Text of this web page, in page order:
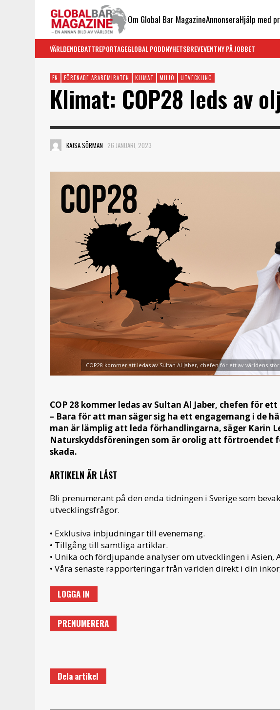
Om Global Bar MagazineAnnonseraHjälp med
VÄRLDENDEBATTREPORTAGEGLOBAL PODDNYHETSBREVEVENTNY PÅ JOBBET
FN FÖRENADE ARABEMIRATEN KLIMAT MILJÖ UTVECKLING
Klimat: COP28 leds av
KAJSA SÖRMAN 26 JANUARI, 2023
COP28 kommer att ledas av Sultan Al Jaber, chefen för ett av världens
COP 28 kommer ledas av Sultan Al Jaber, chefen för
– Bara för att man säger sig ha ett engagemang i de
man är lämplig att leda förhandlingarna, säger Karin
Naturskyddsföreningen som är orolig att förtroendet
skada.
ARTIKELN ÄR LÅST
Bli prenumerant på den enda tidningen i Sverige som
utvecklingsfrågor.
• Exklusiva inbjudningar till evenemang.
• Tillgång till samtliga artiklar.
• Unika och fördjupande analyser om utvecklingen i Asien,
• Våra senaste rapporteringar från världen direkt i din
LOGGA IN
PRENUMERERA
Dela artikel